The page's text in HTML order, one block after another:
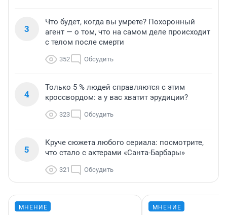
3
Что будет, когда вы умрете? Похоронный
агент — о том, что на самом деле происходит
с телом после смерти
352 Обсудить
4
Только 5 % людей справляются с этим
кроссвордом: а у вас хватит эрудиции?
323 Обсудить
5
Круче сюжета любого сериала: посмотрите,
что стало с актерами «Санта-Барбары»
321 Обсудить
МНЕНИЕ МНЕНИЕ